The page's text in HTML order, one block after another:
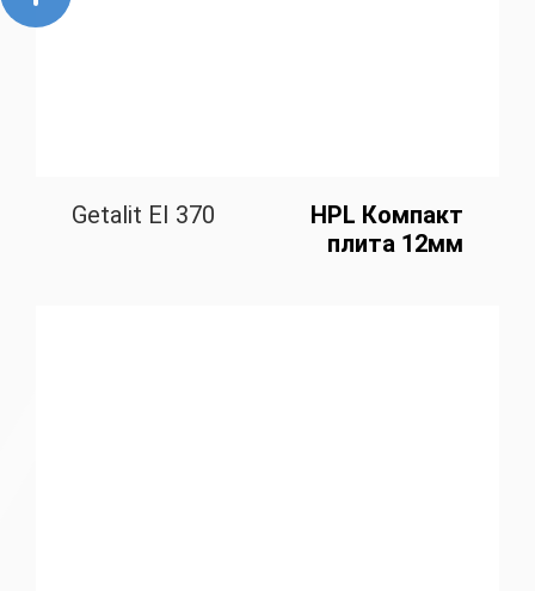
Getalit EI 370
HPL Компакт
плита 12мм